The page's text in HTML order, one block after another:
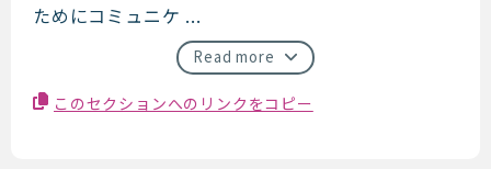
ためにコミュニケ ...
Read more
このセクションへのリンクをコピー